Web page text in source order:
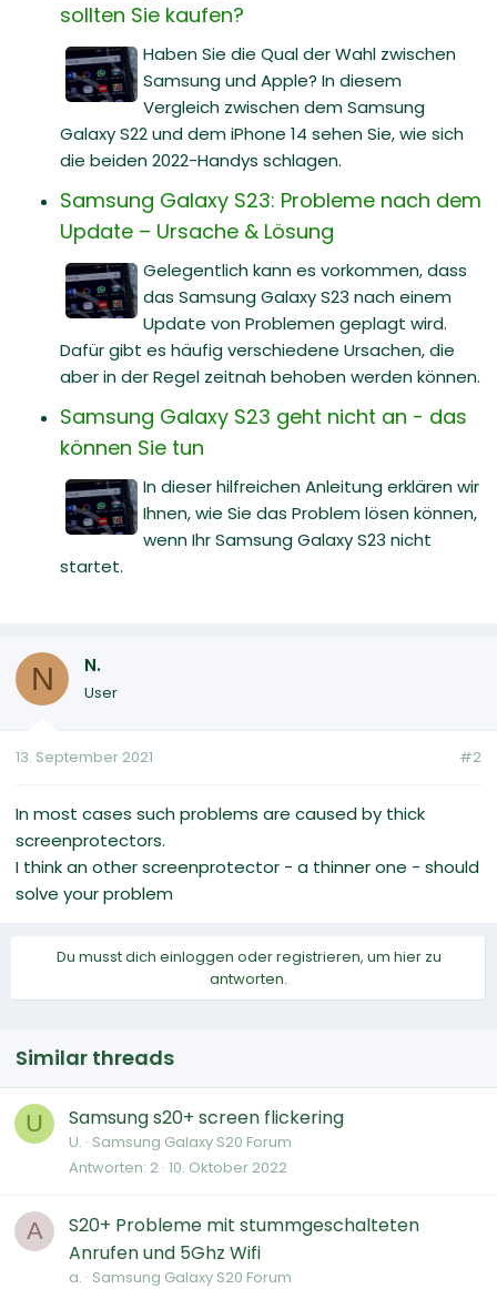
sollten Sie kaufen?
Haben Sie die Qual der Wahl zwischen
Samsung und Apple? In diesem
Vergleich zwischen dem Samsung
Galaxy S22 und dem iPhone 14 sehen Sie, wie sich
die beiden 2022-Handys schlagen.
Samsung Galaxy S23: Probleme nach dem
Update – Ursache & Lösung
Gelegentlich kann es vorkommen, dass
das Samsung Galaxy S23 nach einem
Update von Problemen geplagt wird.
Dafür gibt es häufig verschiedene Ursachen, die
aber in der Regel zeitnah behoben werden können.
Samsung Galaxy S23 geht nicht an - das
können Sie tun
In dieser hilfreichen Anleitung erklären wir
Ihnen, wie Sie das Problem lösen können,
wenn Ihr Samsung Galaxy S23 nicht
startet.
N N.
User
13. September 2021 #2
In most cases such problems are caused by thick
screenprotectors.
I think an other screenprotector - a thinner one - should
solve your problem
Du musst dich einloggen oder registrieren, um hier zu
antworten.
Similar threads
U Samsung s20+ screen flickering
U. Samsung Galaxy S20 Forum
Antworten 2 10. Oktober 2022
A
S20+ Probleme mit stummgeschalteten
Anrufen und 5Ghz Wifi
a. Samsung Galaxy S20 Forum